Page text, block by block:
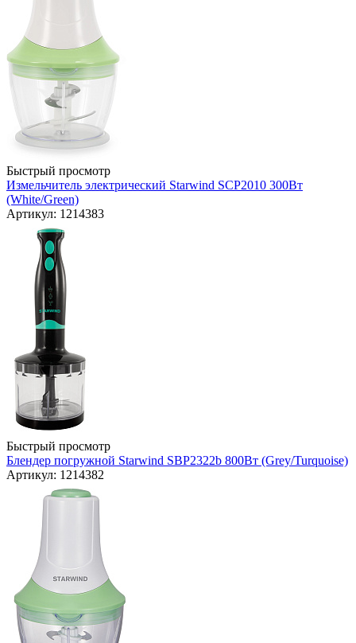
Быстрый просмотр
Измельчитель электрический Starwind SCP2010 300Вт
(White/Green)
Артикул: 1214383
Быстрый просмотр
Блендер погружной Starwind SBP2322b 800Вт (Grey/Turquoise)
Артикул: 1214382